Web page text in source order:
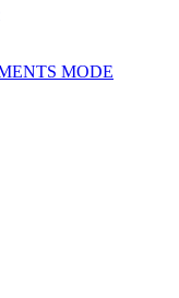
MODE